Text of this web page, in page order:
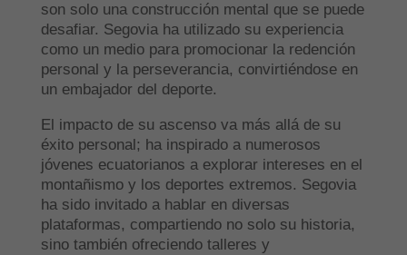
son solo una construcción mental que se puede
desafiar. Segovia ha utilizado su experiencia
como un medio para promocionar la redención
personal y la perseverancia, convirtiéndose en
un embajador del deporte.
El impacto de su ascenso va más allá de su
éxito personal; ha inspirado a numerosos
jóvenes ecuatorianos a explorar intereses en el
montañismo y los deportes extremos. Segovia
ha sido invitado a hablar en diversas
plataformas, compartiendo no solo su historia,
sino también ofreciendo talleres y